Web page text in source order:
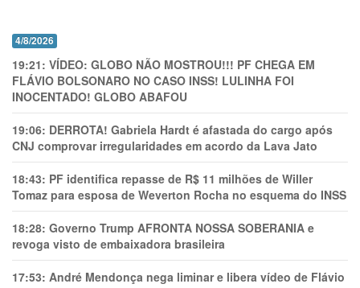
4/8/2026
19:21: VÍDEO: GLOBO NÃO MOSTROU!!! PF CHEGA EM
FLÁVIO BOLSONARO NO CASO INSS! LULINHA FOI
INOCENTADO! GLOBO ABAFOU
19:06: DERROTA! Gabriela Hardt é afastada do cargo após
CNJ comprovar irregularidades em acordo da Lava Jato
18:43: PF identifica repasse de R$ 11 milhões de Willer
Tomaz para esposa de Weverton Rocha no esquema do INSS
18:28: Governo Trump AFRONTA NOSSA SOBERANIA e
revoga visto de embaixadora brasileira
17:53: André Mendonça nega liminar e libera vídeo de Flávio